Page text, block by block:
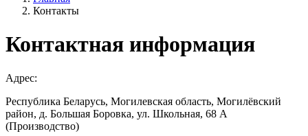
Контакты
Контактная информация
Адрес:
Республика Беларусь, Могилевская область, Могилёвский
район, д. Большая Боровка, ул. Школьная, 68 А
(Производство)